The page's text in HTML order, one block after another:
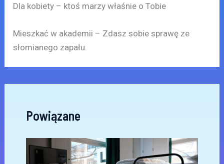
Dla kobiety – ktoś marzy właśnie o Tobie
Mieszkać w akademii – Zdasz sobie sprawę ze
słomianego zapału.
Powiązane